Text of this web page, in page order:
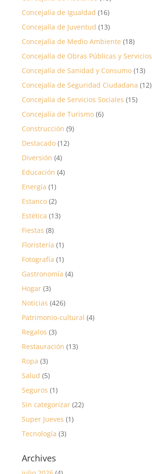
Concejalía de Igualdad (16)
Concejalía de Juventud (13)
Concejalía de Medio Ambiente (18)
Concejalía de Obras Públicas y Servicios
Concejalía de Sanidad y Consumo(13)
Concejalía de Seguridad Ciudadana (12)
Concejalía de Servicios Sociales (15)
Concejalía de Turismo(6)
Construcción (9)
Destacado(12)
Diversión (4)
Educación (4)
Energía (1)
Estanco(2)
Estética (13)
Fiestas (8)
Floristería (1)
Fotografía (1)
Gastronomía (4)
Hogar(3)
Noticias (426)
Patrimonio-cultural (4)
Regalos (3)
Restauración (13)
Ropa (3)
Salud (5)
Seguros (1)
Sin categorizar(22)
Super Jueves (1)
Tecnología (3)
Archives